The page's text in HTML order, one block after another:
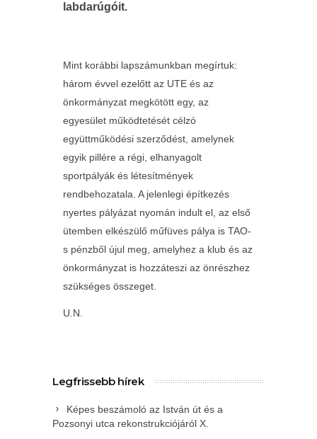
labdarúgóit.
Mint korábbi lapszámunkban megírtuk:
három évvel ezelőtt az UTE és az
önkormányzat megkötött egy, az
egyesület működtetését célzó
együttműködési szerződést, amelynek
egyik pillére a régi, elhanyagolt
sportpályák és létesítmények
rendbehozatala. A jelenlegi építkezés
nyertes pályázat nyomán indult el, az első
ütemben elkészülő műfüves pálya is TAO-
s pénzből újul meg, amelyhez a klub és az
önkormányzat is hozzáteszi az önrészhez
szükséges összeget.
U.N.
Legfrissebb hírek
Képes beszámoló az István út és a
Pozsonyi utca rekonstrukciójáról X.